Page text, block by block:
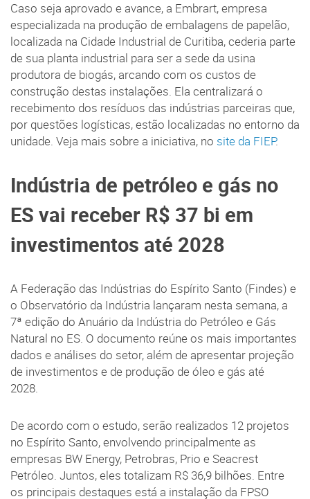
Caso seja aprovado e avance, a Embrart, empresa
especializada na produção de embalagens de papelão,
localizada na Cidade Industrial de Curitiba, cederia parte
de sua planta industrial para ser a sede da usina
produtora de biogás, arcando com os custos de
construção destas instalações. Ela centralizará o
recebimento dos resíduos das indústrias parceiras que,
por questões logísticas, estão localizadas no entorno da
unidade. Veja mais sobre a iniciativa, no site da FIEP.
Indústria de petróleo e gás no
ES vai receber R$ 37 bi em
investimentos até 2028
A Federação das Indústrias do Espírito Santo (Findes) e
o Observatório da Indústria lançaram nesta semana, a
7ª edição do Anuário da Indústria do Petróleo e Gás
Natural no ES. O documento reúne os mais importantes
dados e análises do setor, além de apresentar projeção
de investimentos e de produção de óleo e gás até
2028.
De acordo com o estudo, serão realizados 12 projetos
no Espírito Santo, envolvendo principalmente as
empresas BW Energy, Petrobras, Prio e Seacrest
Petróleo. Juntos, eles totalizam R$ 36,9 bilhões. Entre
os principais destaques está a instalação da FPSO